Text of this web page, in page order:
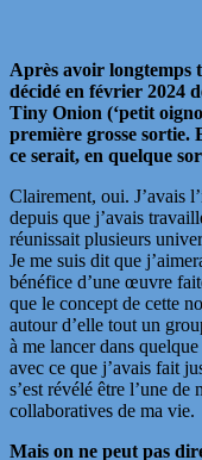
Après avoir longtemps
décidé en février 2024
Tiny Onion (‘petit
première grosse sortie.
ce serait, en quelque
Clairement, oui. J’avais
depuis que j’avais
réunissait plusieurs
Je me suis dit que
bénéfice d’une œuvre
que le concept de cette
autour d’elle tout un
à me lancer dans
avec ce que j’avais fait
s’est révélé être l’une de
collaboratives de ma vie.
Mais on ne peut pas